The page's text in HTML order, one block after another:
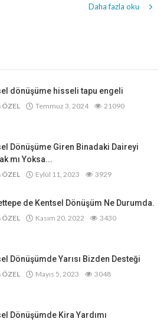
Daha fazla oku
dönüşüme hisseli tapu engeli
ÖZEL Temmuz 3, 2024 21090
Dönüşüme Giren Binadaki Daireyi
mı Yoksa...
ÖZEL Eylül 11, 2023 3929
de Kentsel Dönüşüm Ne Durumda.
ÖZEL Kasım 20, 2022 3430
Dönüşümde Yarısı Bizden Desteği
ÖZEL Mayıs 5, 2023 3048
Dönüşümde Kira Yardımı